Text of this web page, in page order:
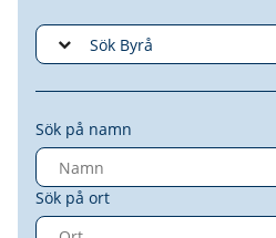
Sök på namn
Sök på ort